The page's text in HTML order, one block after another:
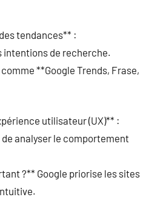
tendances** :
intentions de recherche.
**Google Trends, Frase,
utilisateur (UX)** :
analyser le comportement
?** Google priorise les sites